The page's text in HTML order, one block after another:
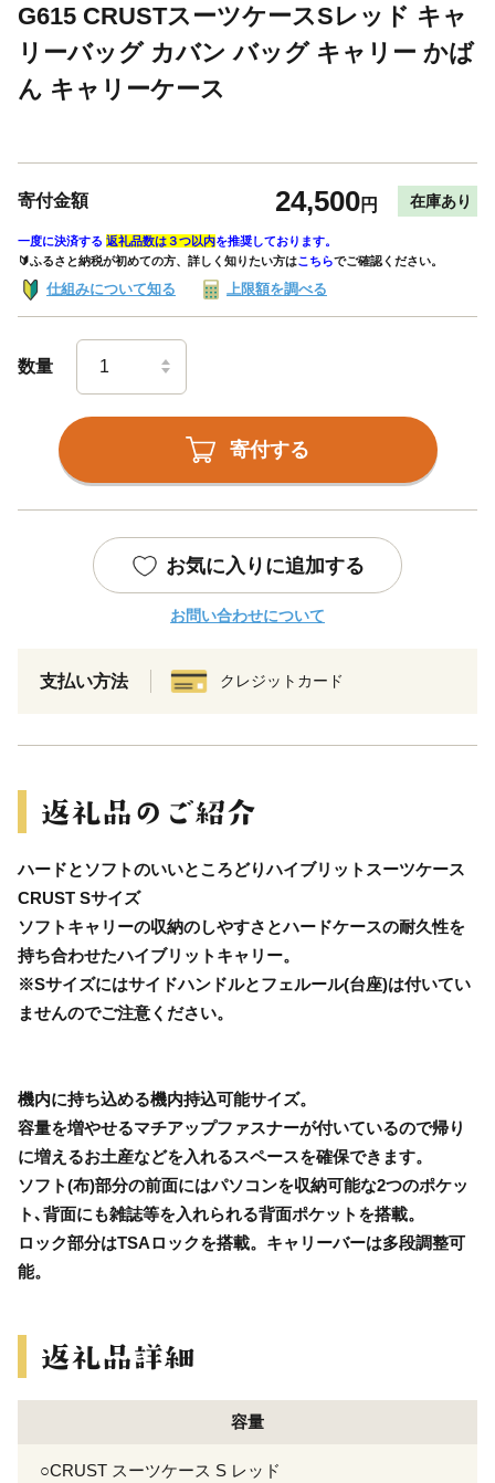
G615 CRUSTスーツケースSレッド キャ
リーバッグ カバン バッグ キャリー かば
ん キャリーケース
寄付金額 24,500円 在庫あり
一度に決済する 返礼品数は３つ以内を推奨しております。
🔰ふるさと納税が初めての方、詳しく知りたい方はこちらでご確認ください。
仕組みについて知る 上限額を調べる
数量
寄付する
お気に入りに追加する
お問い合わせについて
支払い方法 クレジットカード
ハードとソフトのいいところどりハイブリットスーツケース
CRUST Sサイズ
ソフトキャリーの収納のしやすさとハードケースの耐久性を
持ち合わせたハイブリットキャリー。
※Sサイズにはサイドハンドルとフェルール(台座)は付いてい
ませんのでご注意ください。
機内に持ち込める機内持込可能サイズ。
容量を増やせるマチアップファスナーが付いているので帰り
に増えるお土産などを入れるスペースを確保できます。
ソフト(布)部分の前面にはパソコンを収納可能な2つのポケッ
ト､背面にも雑誌等を入れられる背面ポケットを搭載。
ロック部分はTSAロックを搭載。キャリーバーは多段調整可
能。
容量
○CRUST スーツケース S レッド